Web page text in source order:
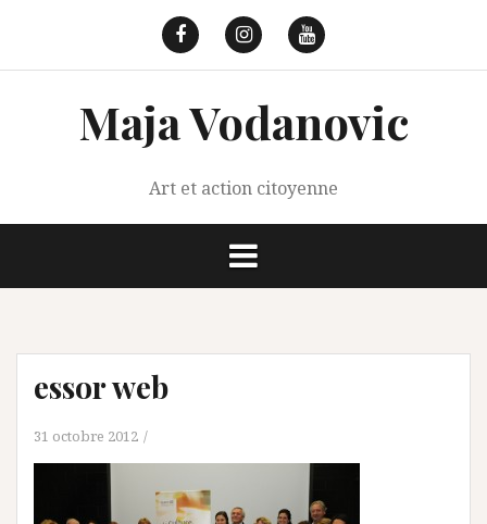
contenu
FacebookInstagramYoutube
Maja Vodanovic
Art et action citoyenne
essor web
31 octobre 2012